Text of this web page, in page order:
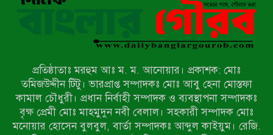
পরিচয় দেওয়া সভাপতি
উখিয়ায় বিজিবির অভিযানে ৪০ হাজার
ইয়াবাসহ যুবক আটক
পোরশায় ৭ মাসে ১৯ জনের অপমৃত্যু,
শীর্ষে আত্মহত্যা
প্রতিষ্ঠাতাঃ মরহুম আঃ ম. ম. আনোয়ার। প্রকাশক: মোঃ
তমিজউদ্দীন টিটু। ভারপ্রাপ্ত সম্পাদকঃ মোঃ আবু হেনা মোস্তফা
কামাল চৌধুরী। প্রধান নির্বাহী সম্পাদক ও ব্যবস্থাপনা সম্পাদকঃ
বৃক্ষ প্রেমী মোঃ মাহমুদুন নবী বেলাল। সহকারী সম্পাদক মোঃ
মনোয়ার হোসেন বুলবুল, বার্তা সম্পাদকঃ আব্দুল কাইয়ুম। রেজি.